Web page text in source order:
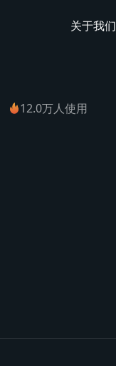
关于我们
12.0万人使用